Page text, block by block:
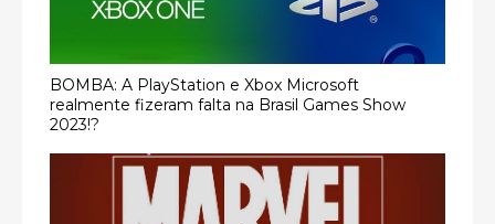
BOMBA: A PlayStation e Xbox Microsoft
realmente fizeram falta na Brasil Games Show
2023!?